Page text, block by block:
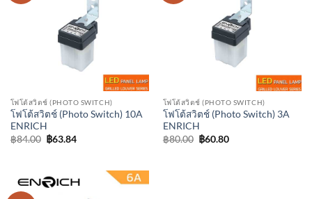
โฟโต้สวิตช์ (PHOTO SWITCH)
โฟโต้สวิตช์ (Photo Switch) 10A
ENRICH
฿84.00 Original
price
฿63.84Current
โฟโต้สวิตช์ (PHOTO SWITCH)
โฟโต้สวิตช์ (Photo Switch) 3A
ENRICH
฿80.00 Original
price
฿60.80Current